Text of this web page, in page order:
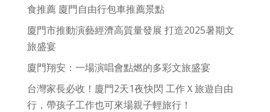
食推薦 廈門自由行包車推薦景點
廈門市推動演藝經濟高質量發展 打造2025暑期文
旅盛宴
廈門翔安：一場演唱會點燃的多彩文旅盛宴
台灣家長必收！廈門2天1夜快閃 工作Ｘ旅遊自由
行，帶孩子工作也可來場親子輕旅行！